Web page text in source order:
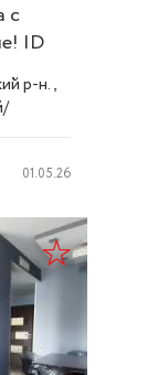
с
ID
р-н.,
01.05.26